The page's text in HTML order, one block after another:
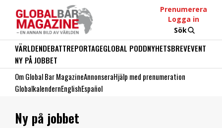
Prenumerera
Logga in
Sök
VÄRLDENDEBATTREPORTAGEGLOBAL PODDNYHETSBREVEVENT
NY PÅ JOBBET
Om Global Bar MagazineAnnonseraHjälp med prenumeration
GlobalkalendernEnglishEspañol
Ny på jobbet